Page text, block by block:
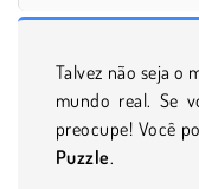
Talvez não seja o
mundo real. Se
preocupe! Você
Puzzle.